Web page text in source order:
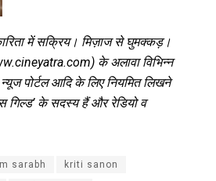
में सक्रिय। मिज़ाज से घुमक्कड़।
के अलावा विभिन्न
पोर्टल आदि के लिए नियमित लिखने
गिल्ड’ के सदस्य हैं और रेडियो व
sarabh kriti sanon